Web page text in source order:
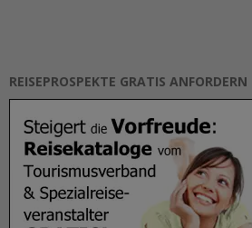
REISEPROSPEKTE GRATIS ANFORDERN